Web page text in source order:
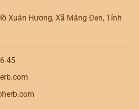
Xuân Hương, Xã Măng Đen, Tỉnh
45